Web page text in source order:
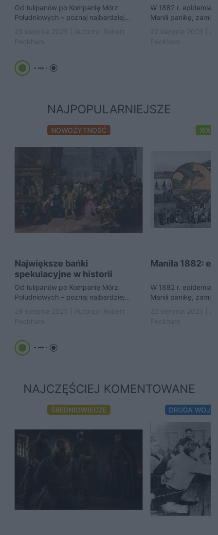
Od tulipanów po Kompanię Mórz
Południowych – poznaj najbardziej
W 1882 r. epidemia
Manili panikę,
NAJPOPULARNIEJSZE
NOWOŻYTNOŚĆ
Największe bańki
spekulacyjne w historii
Od tulipanów po Kompanię Mórz
Południowych – poznaj najbardziej
XIX
Manila 1882:
W 1882 r. epidemia
Manili panikę,
NAJCZĘŚCIEJ KOMENTOWANE
ŚREDNIOWIECZE DRUGA